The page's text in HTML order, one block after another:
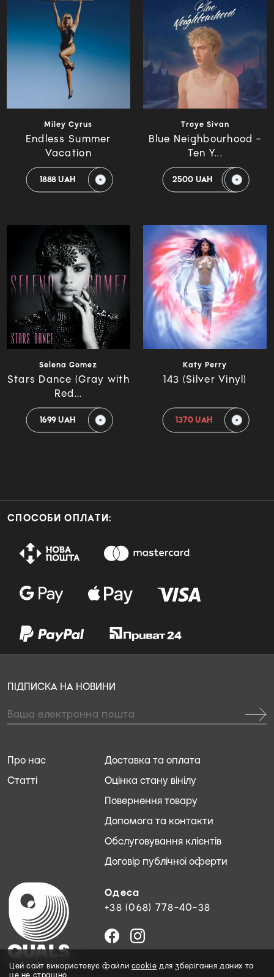
Miley Cyrus
Endless Summer
Vacation
1888 UAH
Troye Sivan
Blue Neighbourhood -
Ten Y...
2500 UAH
Selena Gomez
Stars Dance (Gray with
Red...
1699 UAH
Katy Perry
143 (Silver Vinyl)
1370 UAH
СПОСОБИ ОПЛАТИ:
Одеса
+38 (068) 778-40-38
Доставка та оплата
Оцінка стану вінілу
Повернення товару
Допомога та контакти
Обслуговування клієнтів
Договір публічної оферти
Про нас
Статті
ПІДПИСКА НА НОВИНИ
Цей сайт використовує файли cookie для зберігання даних та
це не страшно